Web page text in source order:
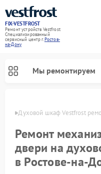
FIX-VESTFROST
Ремонт устройств Vestfrost
Специализированный
cервисный центр г.Ростов-
на-Дону
Мы ремонтируем
Духовой шкаф Vestfrost
Ремонт
двери на
в Ростове-на-